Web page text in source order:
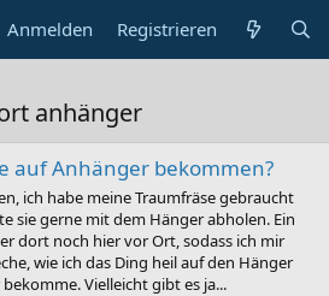
Anmelden Registrieren
anhänger
auf Anhänger bekommen?
ich habe meine Traumfräse gebraucht
sie gerne mit dem Hänger abholen. Ein
dort noch hier vor Ort, sodass ich mir
wie ich das Ding heil auf den Hänger
Vielleicht gibt es ja...